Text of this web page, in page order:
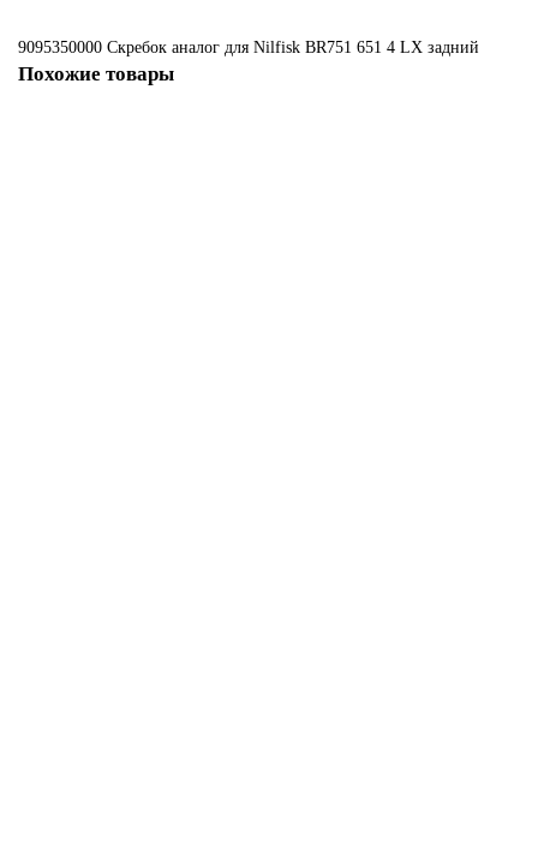
9095350000 Скребок аналог для Nilfisk BR751 651 4 LX задний
Похожие товары